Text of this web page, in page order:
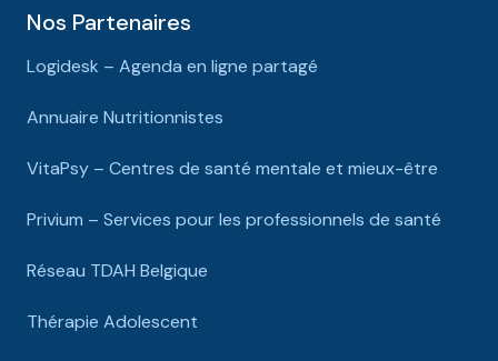
Nos Partenaires
Logidesk – Agenda en ligne partagé
Annuaire Nutritionnistes
VitaPsy – Centres de santé mentale et mieux-être
Privium – Services pour les professionnels de santé
Réseau TDAH Belgique
Thérapie Adolescent